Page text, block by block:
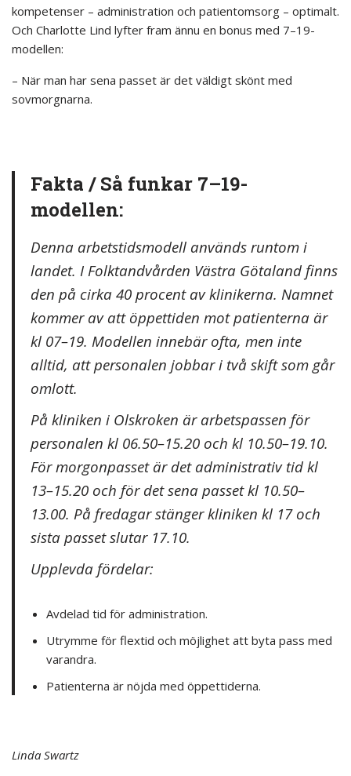
kompetenser – administration och patientomsorg – optimalt.
Och Charlotte Lind lyfter fram ännu en bonus med 7–19-
modellen:
– När man har sena passet är det väldigt skönt med
sovmorgnarna.
Fakta / Så funkar 7–19-
modellen:
Denna arbetstidsmodell används runtom i
landet. I Folktandvården Västra Götaland finns
den på cirka 40 procent av klinikerna. Namnet
kommer av att öppettiden mot patienterna är
kl 07–19. Modellen innebär ofta, men inte
alltid, att personalen jobbar i två skift som går
omlott.
På kliniken i Olskroken är arbetspassen för
personalen kl 06.50–15.20 och kl 10.50–19.10.
För morgonpasset är det administrativ tid kl
13–15.20 och för det sena passet kl 10.50­–
13.00. På fredagar stänger kliniken kl 17 och
sista passet slutar 17.10.
Upplevda fördelar:
Avdelad tid för administration.
Utrymme för flextid och möjlighet att byta pass med
varandra.
Patienterna är nöjda med öppettiderna.
Linda Swartz